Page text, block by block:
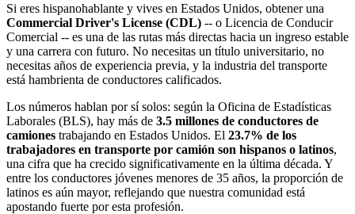
Si eres hispanohablante y vives en Estados Unidos, obtener una
Commercial Driver's License (CDL) -- o Licencia de Conducir
Comercial -- es una de las rutas más directas hacia un ingreso estable
y una carrera con futuro. No necesitas un título universitario, no
necesitas años de experiencia previa, y la industria del transporte
está hambrienta de conductores calificados.
Los números hablan por sí solos: según la Oficina de Estadísticas
Laborales (BLS), hay más de 3.5 millones de conductores de
camiones trabajando en Estados Unidos. El 23.7% de los
trabajadores en transporte por camión son hispanos o latinos,
una cifra que ha crecido significativamente en la última década. Y
entre los conductores jóvenes menores de 35 años, la proporción de
latinos es aún mayor, reflejando que nuestra comunidad está
apostando fuerte por esta profesión.